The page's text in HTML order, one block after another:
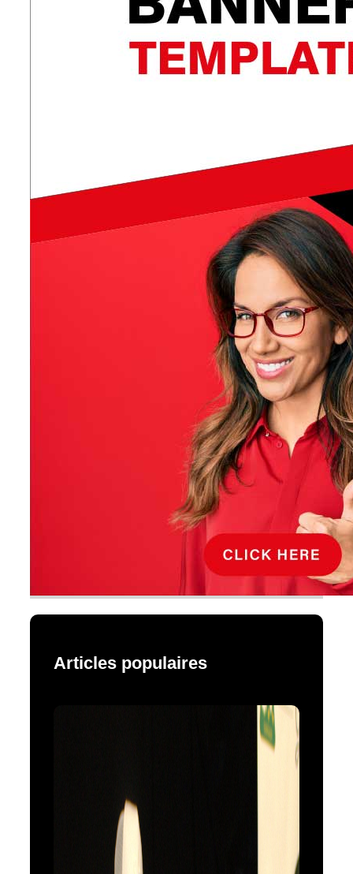
Articles populaires